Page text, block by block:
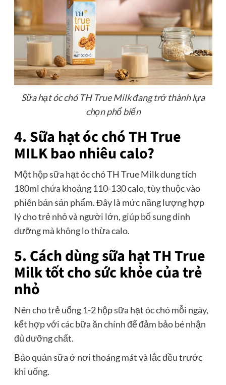
Sữa hạt óc chó TH True Milk đang trở thành lựa
chọn phổ biến
4. Sữa hạt óc chó TH True
MILK bao nhiêu calo?
Một hộp sữa hạt óc chó TH True Milk dung tích
180ml chứa khoảng 110-130 calo, tùy thuộc vào
phiên bản sản phẩm. Đây là mức năng lượng hợp
lý cho trẻ nhỏ và người lớn, giúp bổ sung dinh
dưỡng mà không lo thừa calo.
5. Cách dùng sữa hạt TH True
Milk tốt cho sức khỏe của trẻ
nhỏ
Nên cho trẻ uống 1-2 hộp sữa hạt óc chó mỗi ngày,
kết hợp với các bữa ăn chính để đảm bảo bé nhận
đủ dưỡng chất.
Bảo quản sữa ở nơi thoáng mát và lắc đều trước
khi uống.